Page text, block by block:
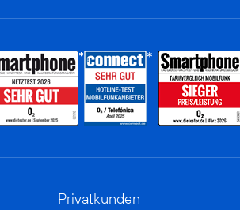
Privatkunden